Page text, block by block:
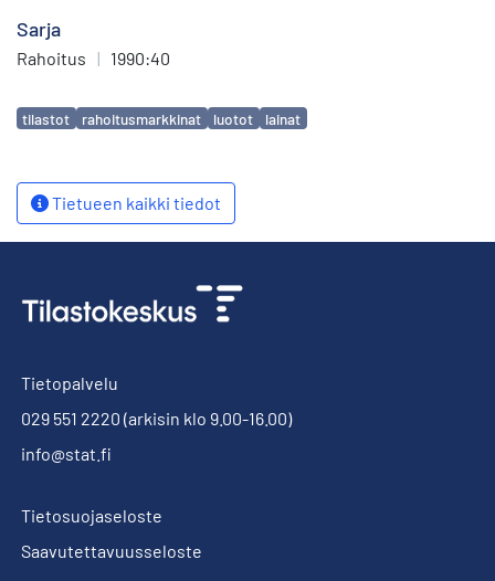
Sarja
Rahoitus | 1990:40
Avainsanat
tilastot rahoitusmarkkinat luotot lainat
Tietueen kaikki tiedot
Tietopalvelu
029 551 2220 (arkisin klo 9.00-16.00)
info@stat.fi
Tietosuojaseloste
Saavutettavuusseloste